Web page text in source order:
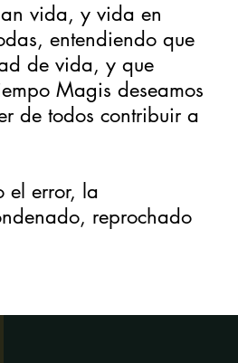
vida, y vida en
entendiendo que
de vida, y que
Magis deseamos
de todos contribuir a
el error, la
reprochado